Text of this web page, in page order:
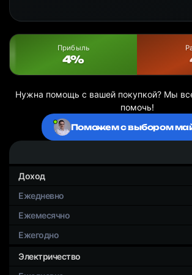
Прибыль
4%
Нужна помощь с вашей покупкой? Мы
помочь!
Поможем с выбором
Доход
Электричество